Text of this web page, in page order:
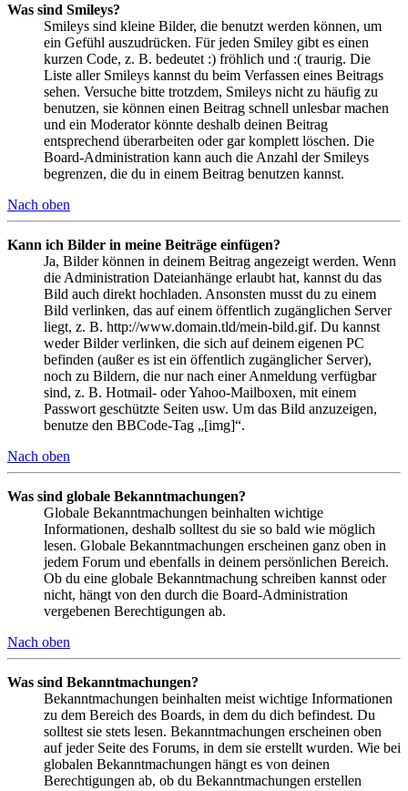
Was sind Smileys?
Smileys sind kleine Bilder, die benutzt werden können, um
ein Gefühl auszudrücken. Für jeden Smiley gibt es einen
kurzen Code, z. B. bedeutet :) fröhlich und :( traurig. Die
Liste aller Smileys kannst du beim Verfassen eines Beitrags
sehen. Versuche bitte trotzdem, Smileys nicht zu häufig zu
benutzen, sie können einen Beitrag schnell unlesbar machen
und ein Moderator könnte deshalb deinen Beitrag
entsprechend überarbeiten oder gar komplett löschen. Die
Board-Administration kann auch die Anzahl der Smileys
begrenzen, die du in einem Beitrag benutzen kannst.
Nach oben
Kann ich Bilder in meine Beiträge einfügen?
Ja, Bilder können in deinem Beitrag angezeigt werden. Wenn
die Administration Dateianhänge erlaubt hat, kannst du das
Bild auch direkt hochladen. Ansonsten musst du zu einem
Bild verlinken, das auf einem öffentlich zugänglichen Server
liegt, z. B. http://www.domain.tld/mein-bild.gif. Du kannst
weder Bilder verlinken, die sich auf deinem eigenen PC
befinden (außer es ist ein öffentlich zugänglicher Server),
noch zu Bildern, die nur nach einer Anmeldung verfügbar
sind, z. B. Hotmail- oder Yahoo-Mailboxen, mit einem
Passwort geschützte Seiten usw. Um das Bild anzuzeigen,
benutze den BBCode-Tag „[img]“.
Nach oben
Was sind globale Bekanntmachungen?
Globale Bekanntmachungen beinhalten wichtige
Informationen, deshalb solltest du sie so bald wie möglich
lesen. Globale Bekanntmachungen erscheinen ganz oben in
jedem Forum und ebenfalls in deinem persönlichen Bereich.
Ob du eine globale Bekanntmachung schreiben kannst oder
nicht, hängt von den durch die Board-Administration
vergebenen Berechtigungen ab.
Nach oben
Was sind Bekanntmachungen?
Bekanntmachungen beinhalten meist wichtige Informationen
zu dem Bereich des Boards, in dem du dich befindest. Du
solltest sie stets lesen. Bekanntmachungen erscheinen oben
auf jeder Seite des Forums, in dem sie erstellt wurden. Wie bei
globalen Bekanntmachungen hängt es von deinen
Berechtigungen ab, ob du Bekanntmachungen erstellen